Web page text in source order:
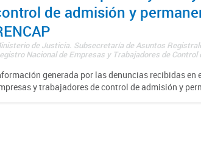
de admisión y
de Justicia. Subsecretaría de Asuntos
Nacional de Empresas y Trabajadores de Control
generada por las denuncias recibidas en
y trabajadores de control de admisión y